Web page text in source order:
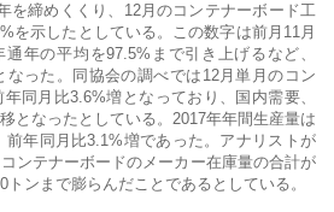
を締めくくり、12月のコンテナーボード工
を示したとしている。この数字は前月11月
年の平均を97.5%まで引き上げるなど、
なった。同協会の調べでは12月単月のコン
同月比3.6%増となっており、国内需要、
となったとしている。2017年年間生産量は
前年同月比3.1%増であった。アナリストが
ンテナーボードのメーカー在庫量の合計が
ンまで膨らんだことであるとしている。